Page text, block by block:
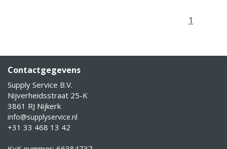
1
Contactgegevens
Supply Service B.V.
Nijverheidsstraat 25-K
3861 RJ Nijkerk
info@supplyservice.nl
+31 33 468 13 42